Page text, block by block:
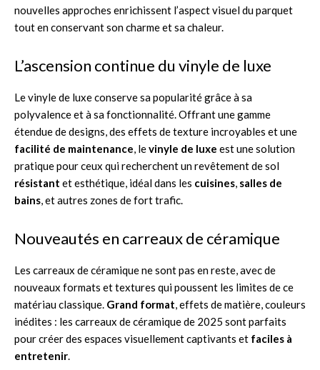
nouvelles approches enrichissent l’aspect visuel du parquet
tout en conservant son charme et sa chaleur.
L’ascension continue du vinyle de luxe
Le vinyle de luxe conserve sa popularité grâce à sa
polyvalence et à sa fonctionnalité. Offrant une gamme
étendue de designs, des effets de texture incroyables et une
facilité de maintenance, levinyle de luxe est une solution
pratique pour ceux qui recherchent un revêtement de sol
résistant et esthétique, idéal dans les cuisines, salles de
bains, et autres zones de fort trafic.
Nouveautés en carreaux de céramique
Les carreaux de céramique ne sont pas en reste, avec de
nouveaux formats et textures qui poussent les limites de ce
matériau classique. Grand format, effets de matière, couleurs
inédites : les carreaux de céramique de 2025 sont parfaits
pour créer des espaces visuellement captivants et faciles à
entretenir.